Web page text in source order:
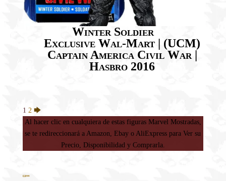
Winter Soldier
Exclusive Wal-Mart | (UCM)
Captain America Civil War |
Hasbro 2016
1 2 🡆
Al hacer clic en cualquiera de estas figuras Marvel Mostradas,
se te redireccionará a Amazon, Ebay o AliExpress para Ver su
Precio, Disponibilidad y Comprarla.